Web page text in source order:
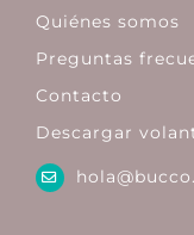
Quiénes somos
Preguntas
Contacto
Descargar